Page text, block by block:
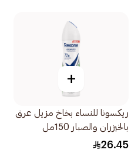
+
ريكسونا للنساء بخاخ مزيل عرق
بالخيزران والصبار 150مل
26.45